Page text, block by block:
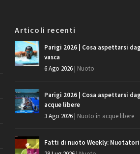
Articoli recenti
Parigi 2026 | Cosa aspettarsi
vasca
6 Ago 2026| Nuoto
Parigi 2026 | Cosa aspettarsi
acque libere
3 Ago 2026| Nuoto in acque libere
Fatti di nuoto Weekly: